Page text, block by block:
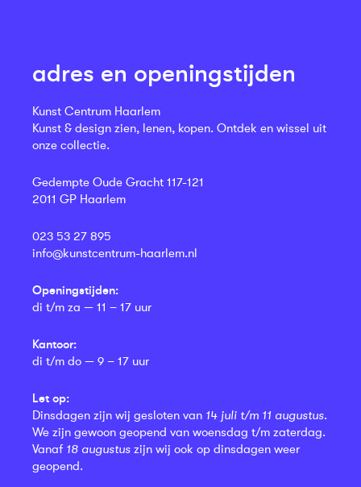
adres en openingstijden
Kunst Centrum Haarlem
Kunst & design zien, lenen, kopen. Ontdek en wissel uit
onze collectie.
Gedempte Oude Gracht 117-121
2011 GP Haarlem
023 53 27 895
info@kunstcentrum-haarlem.nl
Openingstijden:
di t/m za — 11 – 17 uur
Kantoor:
di t/m do — 9 – 17 uur
Let op:
Dinsdagen zijn wij gesloten van 14 juli t/m 11 augustus.
We zijn gewoon geopend van woensdag t/m zaterdag.
Vanaf 18 augustus zijn wij ook op dinsdagen weer
geopend.